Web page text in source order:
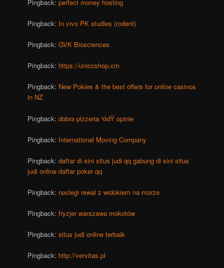
Pingback:perfect money hosting
Pingback: In vivo PK studies (rodent)
Pingback:GVK Biosciences
Pingback: https://uniccshop.cm
Pingback: New Pokies & the best offers for online casinos
in NZ
Pingback:dobra pizzeria ³ódŸ opinie
Pingback: International Moving Company
Pingback:daftar di sini situs judi qq gabung di sini situs
judi online daftar poker qq
Pingback: noclegi rewal z widokiem na morze
Pingback:fryzjer warszawa mokotów
Pingback:situs judi online terbaik
Pingback: http://vervitas.pl